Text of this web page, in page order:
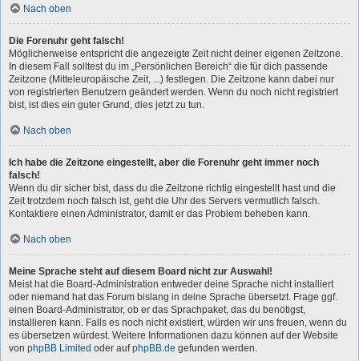
Nach oben
Die Forenuhr geht falsch!
Möglicherweise entspricht die angezeigte Zeit nicht deiner eigenen Zeitzone.
In diesem Fall solltest du im „Persönlichen Bereich“ die für dich passende
Zeitzone (Mitteleuropäische Zeit, ...) festlegen. Die Zeitzone kann dabei nur
von registrierten Benutzern geändert werden. Wenn du noch nicht registriert
bist, ist dies ein guter Grund, dies jetzt zu tun.
Nach oben
Ich habe die Zeitzone eingestellt, aber die Forenuhr geht immer noch
falsch!
Wenn du dir sicher bist, dass du die Zeitzone richtig eingestellt hast und die
Zeit trotzdem noch falsch ist, geht die Uhr des Servers vermutlich falsch.
Kontaktiere einen Administrator, damit er das Problem beheben kann.
Nach oben
Meine Sprache steht auf diesem Board nicht zur Auswahl!
Meist hat die Board-Administration entweder deine Sprache nicht installiert
oder niemand hat das Forum bislang in deine Sprache übersetzt. Frage ggf.
einen Board-Administrator, ob er das Sprachpaket, das du benötigst,
installieren kann. Falls es noch nicht existiert, würden wir uns freuen, wenn du
es übersetzen würdest. Weitere Informationen dazu können auf der Website
von phpBB Limited oder aufphpBB.de gefunden werden.